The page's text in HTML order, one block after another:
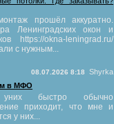
прошёл аккуратно.
Ленинградских окон и
https://okna-leningrad.ru/
с нужным...
08.07.2026 8:18
Shyrka
в МФО
быстро обычно
приходит, что мне и
у них...